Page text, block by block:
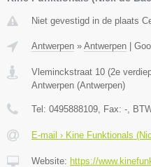
Niet gevestigd in de plaats
Antwerpen » Antwerpen
Vleminckstraat 10 (2e
Antwerpen (Antwerpen)
Tel: 0495888109 , Fax: - ,
E-mail › Kine Funktionals
Website: https://